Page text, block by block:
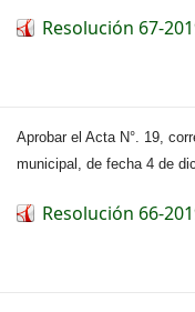
Resolución 67-
Aprobar el Acta N°. 19,
municipal, de fecha 4 de
Resolución 66-